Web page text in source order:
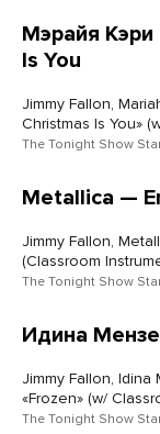
Мэрайя
Is You
Jimmy Fallon,
Christmas Is You»
The Tonight Show
Metallica —
Jimmy Fallon,
(Classroom
The Tonight Show
Идина
Jimmy Fallon,
«Frozen» (w/
The Tonight Show